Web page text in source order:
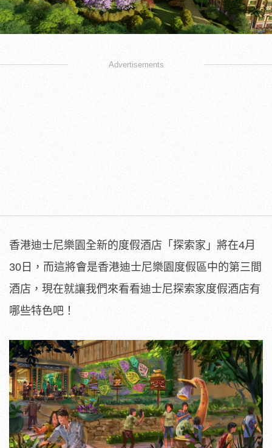
Advertisements
香港迪士尼樂園全新的度假酒店「探索家」將在4月
30日，而這將會是香港迪士尼樂園度假區中的第三間
酒店，現在就讓我們來看看迪士尼探索家度假酒店有
哪些特色吧！